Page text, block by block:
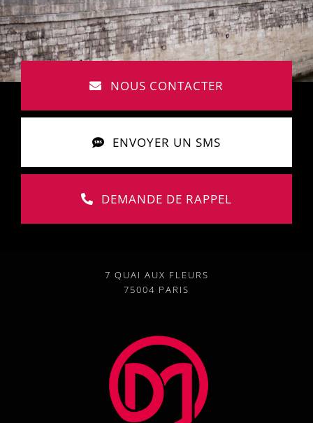
NOUS CONTACTER
ENVOYER UN SMS
DEMANDE DE RAPPEL
7 QUAI AUX FLEURS
75004 PARIS